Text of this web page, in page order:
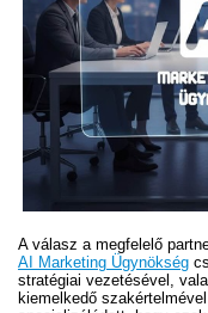
A válasz a megfelelő
AI Marketing Ügynökség
stratégiai vezetésével,
kiemelkedő